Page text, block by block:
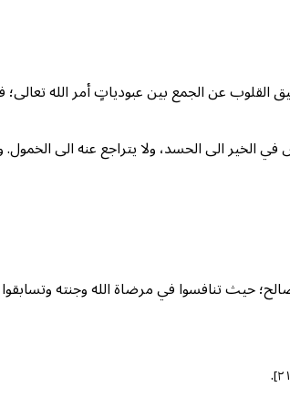
عن الجمع بين عبودياتٍ أمر الله تعالى؛
الى الحسد، ولا يتراجع عنه الى الخمول.
حيث تنافسوا في مرضاة الله وجنته
.